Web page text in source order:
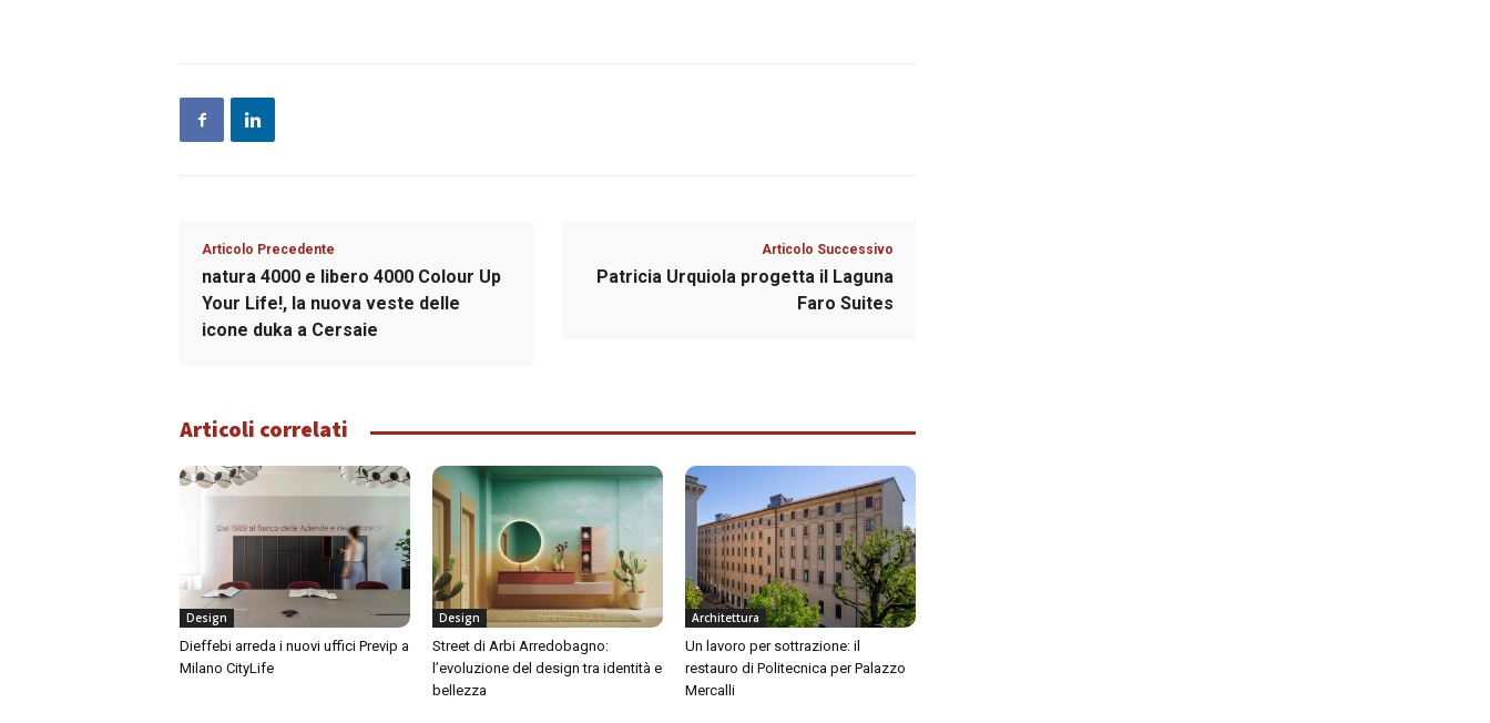
Articolo Precedente
natura 4000 e libero 4000 Colour Up
Your Life!, la nuova veste delle
icone duka a Cersaie
Articolo Successivo
Patricia Urquiola progetta il Laguna
Faro Suites
Articoli correlati
Design
Dieffebi arreda i nuovi uffici Previp a
Milano CityLife
Design
Street di Arbi Arredobagno:
l’evoluzione del design tra identità e
bellezza
Architettura
Un lavoro per sottrazione: il
restauro di Politecnica per Palazzo
Mercalli